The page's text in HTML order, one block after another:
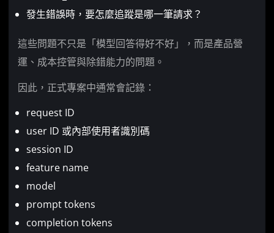
發生錯誤時，要怎麼追蹤是哪一筆請求？
這些問題不只是「模型回答得好不好」，而是產品營
運、成本控管與除錯能力的問題。
因此，正式專案中通常會記錄：
request ID
user ID 或內部使用者識別碼
session ID
feature name
model
prompt tokens
completion tokens